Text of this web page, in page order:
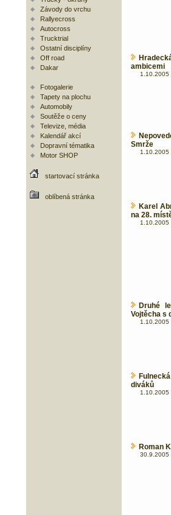
Závody do vrchu
Rallyecross
Autocross
Trucktrial
Ostatní disciplíny
Off road
Dakar
Fotogalerie
Tapety na plochu
Automobily
Soutěže o ceny
Televize, média
Kalendář akcí
Dopravní tématika
Motor SHOP
startovací stránka
oblíbená stránka
ambicemi
1.10.2005
Smrže
1.10.2005
Karel
na 28.
1.10.2005
Druhé
Vojtěcha s
1.10.2005
diváků
1.10.2005
Roman
30.9.2005